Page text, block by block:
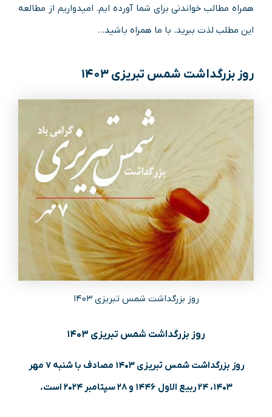
همراه مطالب خواندنی برای شما آورده ایم. امیدواریم از مطالعه
این مطلب لذت ببرید. با ما همراه باشید…
روز بزرگداشت شمس تبریزی ۱۴۰۳
روز بزرگداشت شمس تبریزی ۱۴۰۳
روز بزرگداشت شمس تبریزی ۱۴۰۳
روز بزرگداشت شمس تبریزی ۱۴۰۳ مصادف با شنبه ۷ مهر
۱۴۰۳، ۲۴ ربیع الاول ۱۴۴۶ و ۲۸ سپتامبر ۲۰۲۴ است.